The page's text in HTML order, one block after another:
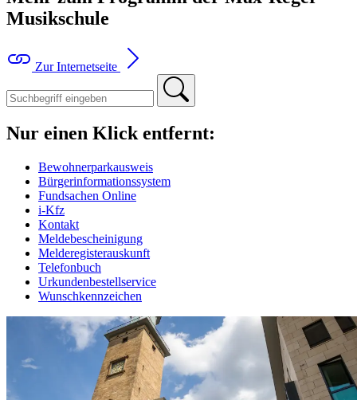
Musikschule
Zur Internetseite
Nur einen Klick entfernt:
Bewohnerparkausweis
Bürgerinformationssystem
Fundsachen Online
i-Kfz
Kontakt
Meldebescheinigung
Melderegisterauskunft
Telefonbuch
Urkundenbestellservice
Wunschkennzeichen